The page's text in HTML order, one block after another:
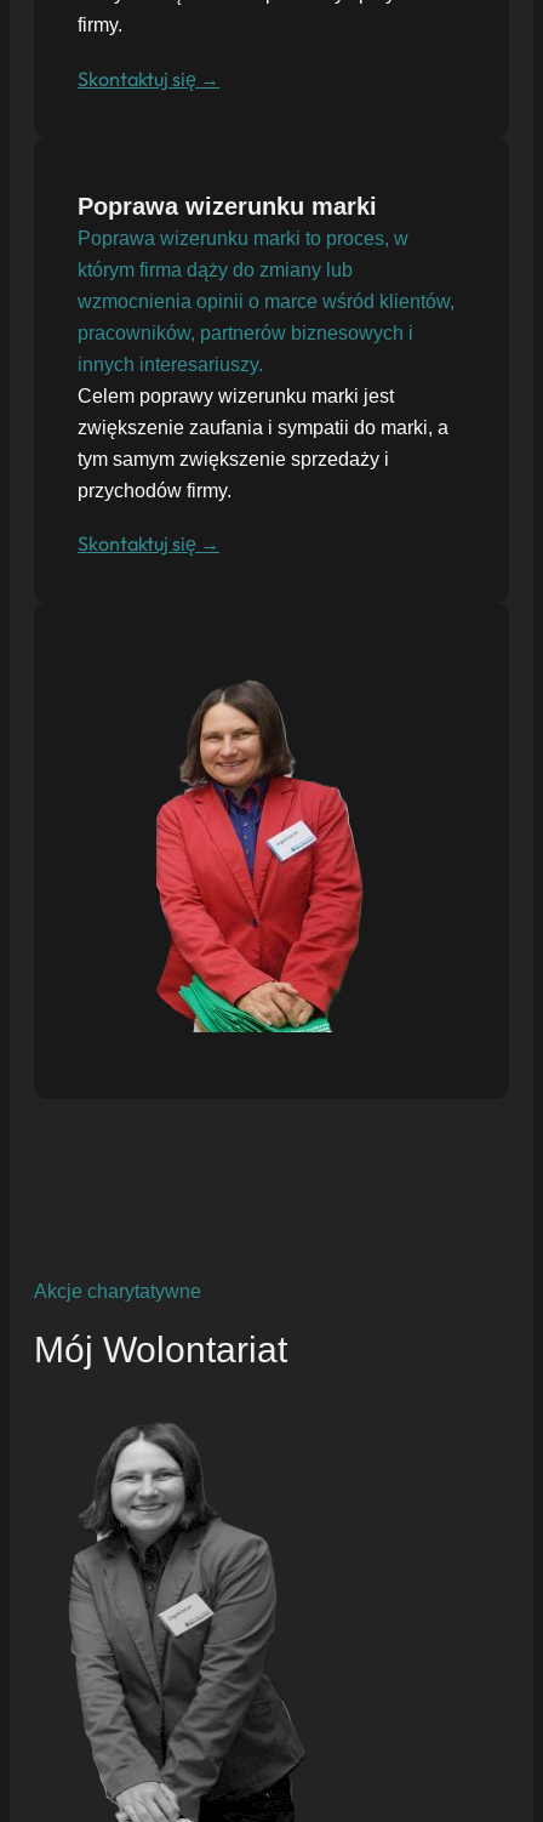
firmy.
Skontaktuj się →
Poprawa wizerunku marki
Poprawa wizerunku marki to proces, w
którym firma dąży do zmiany lub
wzmocnienia opinii o marce wśród klientów,
pracowników, partnerów biznesowych i
innych interesariuszy.
Celem poprawy wizerunku marki jest
zwiększenie zaufania i sympatii do marki, a
tym samym zwiększenie sprzedaży i
przychodów firmy.
Skontaktuj się →
Akcje charytatywne
Mój Wolontariat